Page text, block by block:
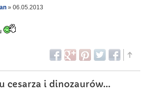
» 06.05.2013
cesarza i dinozaurów...